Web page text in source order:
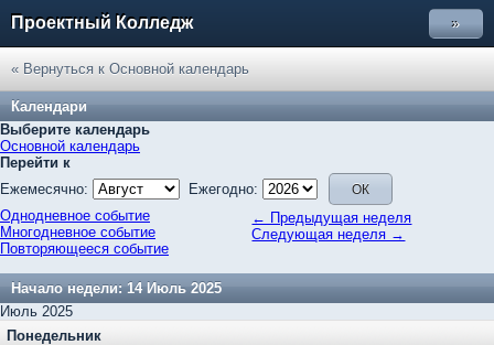
Проектный Колледж »
« Вернуться к Основной календарь
Календари
Выберите календарь
Основной календарь
Перейти к
Ежемесячно:
Ежегодно:
← Предыдущая неделя
Следующая неделя →
Однодневное событие
Многодневное событие
Повторяющееся событие
Начало недели: 14 Июль 2025
Июль 2025
Понедельник